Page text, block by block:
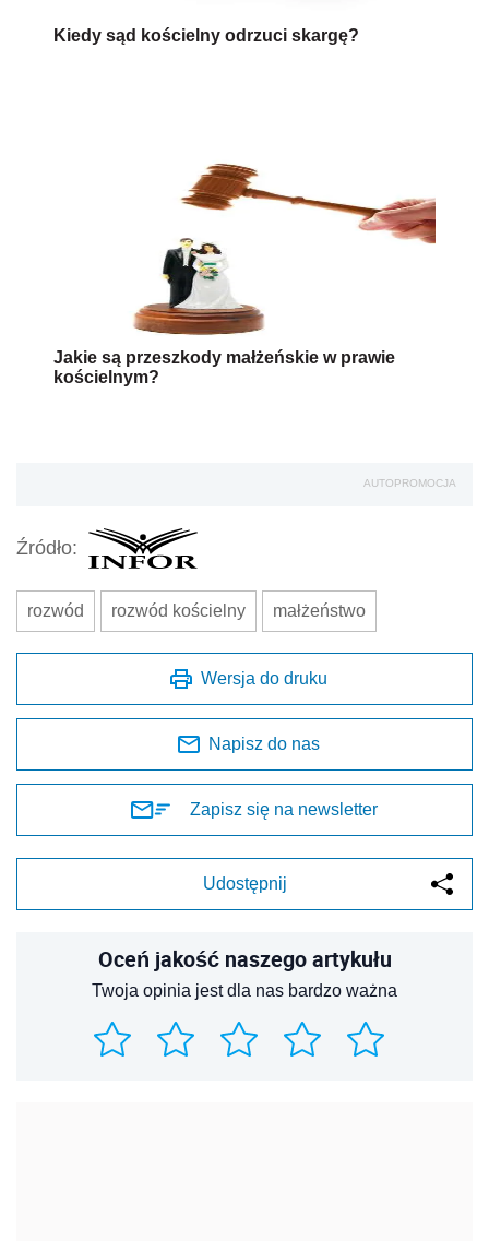
Kiedy sąd kościelny odrzuci skargę?
Jakie są przeszkody małżeńskie w prawie
kościelnym?
AUTOPROMOCJA
Źródło:
rozwód rozwód kościelny małżeństwo
Wersja do druku
Napisz do nas
Zapisz się na newsletter
Udostępnij
Oceń jakość naszego artykułu
Twoja opinia jest dla nas bardzo ważna